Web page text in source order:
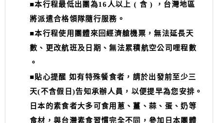
■本行程最低出團為16人以上 ( 含 ) ，台灣地區
將派遣合格領隊隨行服務。
■本行程使用團體來回經濟艙機票，無法延長天
數、更改航班及日期、無法累積航空公司哩程數
。
■貼心提醒 如有特殊餐食者，請於出發前至少三
天(不含假日)告知承辦人員，以便提早為您安排。
日本的素食者大多可食用蔥、薑、蒜、蛋、奶等
食材，與台灣素食習慣完全不同，參加日本團體